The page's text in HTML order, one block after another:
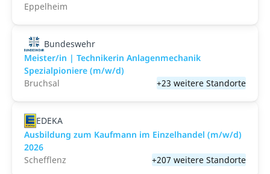
Eppelheim
Bundeswehr
Meister/in | Technikerin Anlagenmechanik
Spezialpioniere (m/w/d)
Bruchsal
+23 weitere Standorte
EDEKA
Ausbildung zum Kaufmann im Einzelhandel (m/w/d)
2026
Schefflenz
+207 weitere Standorte